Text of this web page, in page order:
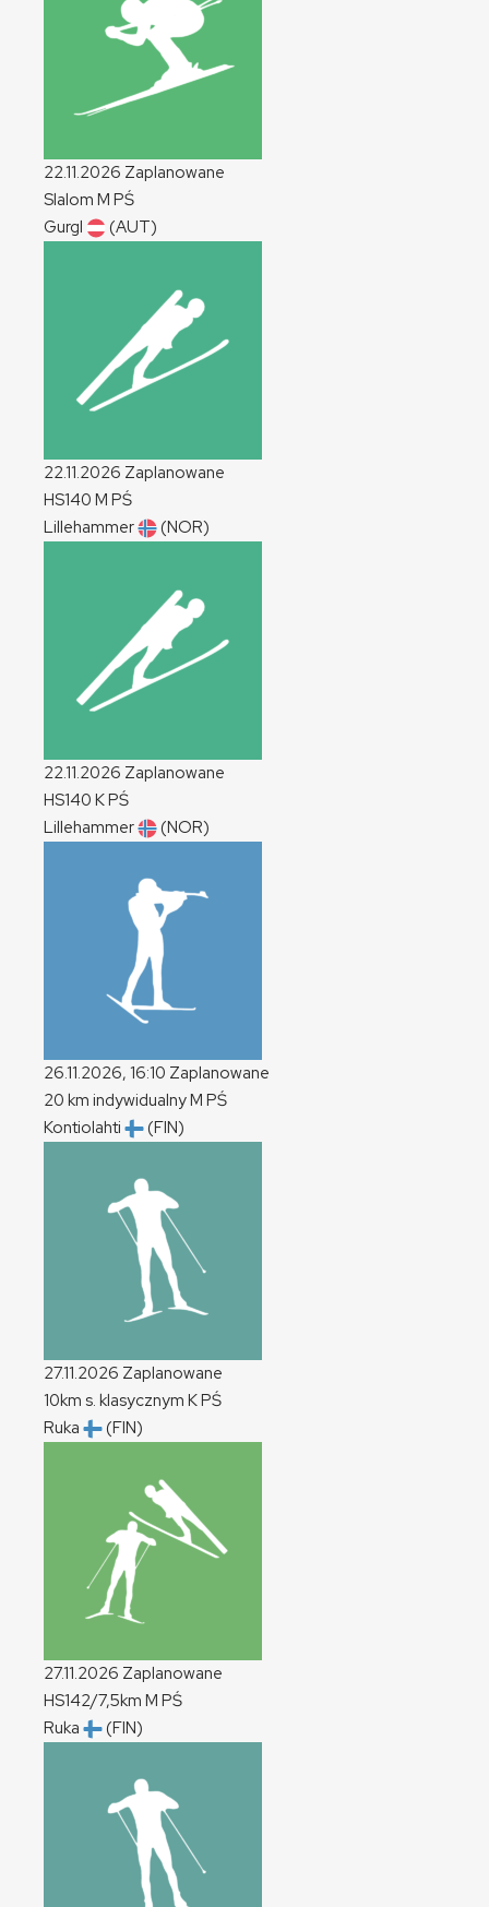
22.11.2026 Zaplanowane
Slalom M PŚ
Gurgl
(AUT)
22.11.2026 Zaplanowane
HS140 M PŚ
Lillehammer
(NOR)
22.11.2026 Zaplanowane
HS140 KPŚ
Lillehammer
(NOR)
26.11.2026, 16:10 Zaplanowane
20 km indywidualnyM PŚ
Kontiolahti
(FIN)
27.11.2026 Zaplanowane
10km s. klasycznym KPŚ
Ruka
(FIN)
27.11.2026 Zaplanowane
HS142/7,5km M PŚ
Ruka
(FIN)